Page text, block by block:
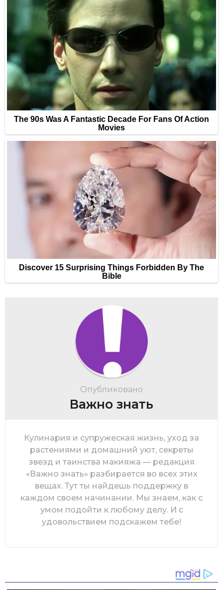
Опубликовано
Важно знать
Кулинария и супружеская жизнь, уход за
растениями и домашний уют, секреты
звезд и таинства макияжа — редакция
«Важно знать» разбирается во всех этих
вещах. Тут ты найдешь поддержку в
каждом своем начинании. Мы знаем, как с
умом подойти к любому делу. И с
удовольствием подскажем тебе!